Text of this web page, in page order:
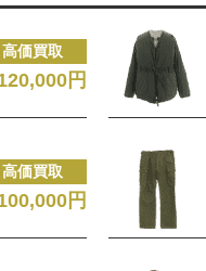
高価買取
円
高価買取
円